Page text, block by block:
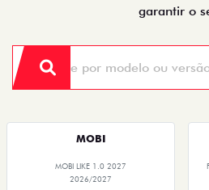
garantir o
MOBI
MOBI LIKE 1.0 2027
2026/2027